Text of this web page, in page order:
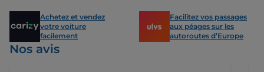
Achetez et vendez
votre voiture
facilement
Facilitez vos passages
aux péages sur les
autoroutes d’Europe
Nos avis